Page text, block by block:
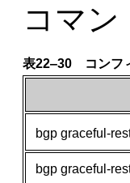
コマ
表22‒30 コンフ
bgp graceful-
bgp graceful-